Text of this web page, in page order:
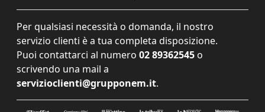
Per qualsiasi necessità o domanda, il nostro
servizio clienti è a tua completa disposizione.
Puoi contattarci al numero 02 89362545 o
scrivendo una mail a
servizioclienti@grupponem.it.